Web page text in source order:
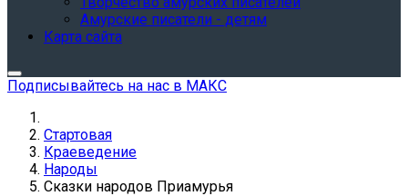
Амурские писатели - детям
Карта сайта
Подписывайтесь на нас в МАКС
Стартовая
Краеведение
Народы
Сказки народов Приамурья